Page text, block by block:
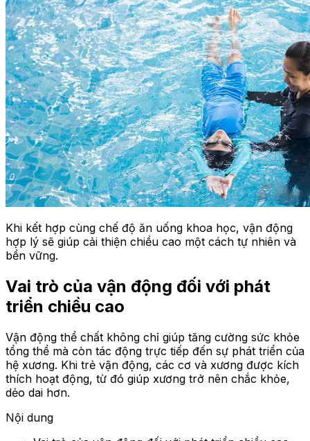
Khi kết hợp cùng chế độ ăn uống khoa học, vận động
hợp lý sẽ giúp cải thiện chiều cao một cách tự nhiên và
bền vững.
Vai trò của vận động đối với phát
triển chiều cao
Vận động thể chất không chỉ giúp tăng cường sức khỏe
tổng thể mà còn tác động trực tiếp đến sự phát triển của
hệ xương. Khi trẻ vận động, các cơ và xương được kích
thích hoạt động, từ đó giúp xương trở nên chắc khỏe,
dẻo dai hơn.
Nội dung